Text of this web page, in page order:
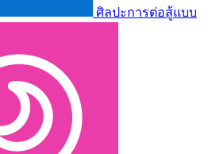
ศิลปะการต่อสู้แบบ